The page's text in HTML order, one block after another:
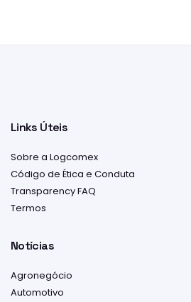
Links Úteis
Sobre a Logcomex
Código de Ética e Conduta
Transparency FAQ
Termos
Notícias
Agronegócio
Automotivo